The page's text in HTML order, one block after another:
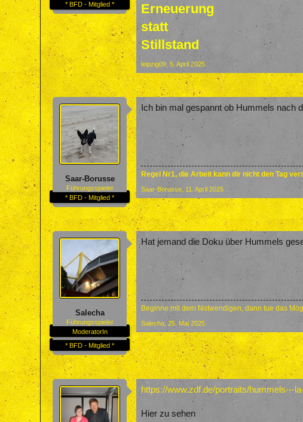
* BFD - Mitglied *
Erneuerung
statt
Stillstand
leipzig09 5. April 2025
Saar-Borusse
Führungsspieler
* BFD - Mitglied *
Ich bin mal gespannt ob Hummels nach
Regel Nr1, die Arbeit kann dir nicht den Tag
Saar-Borusse 11. April 2025
Salecha
Führungsspieler
ModeratorIn
* BFD - Mitglied *
Hat jemand die Doku über Hummels
Beginne mit dem Notwendigen, dann tue das
Salecha 25. Mai 2025
https://www.zdf.de/portraits/hummels---
Hier zu sehen